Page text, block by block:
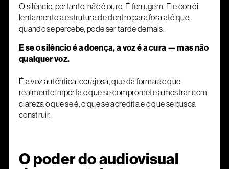
O silêncio, portanto, não é ouro. É ferrugem. Ele corrói
lentamente a estrutura de dentro para fora até que,
quando se percebe, pode ser tarde demais.
E se o silêncio é a doença, a voz é a cura — mas não
qualquer voz.
É a voz autêntica, corajosa, que dá forma ao que
realmente importa e que se compromete a mostrar com
clareza o que se é, o que se acredita e o que se busca
construir.
O poder do audiovisual